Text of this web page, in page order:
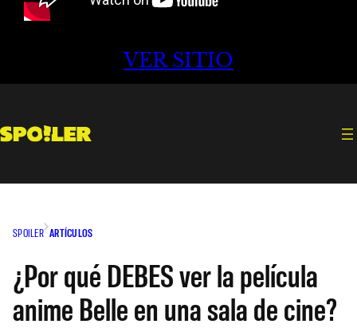
VER SITIO
SPOILER ARTÍCULOS
¿Por qué DEBES ver la película
anime Belle en una sala de cine?